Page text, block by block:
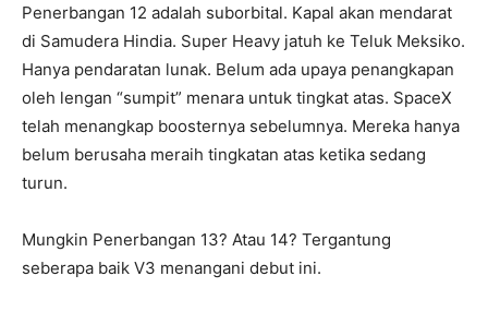
Penerbangan 12 adalah suborbital. Kapal akan mendarat
di Samudera Hindia. Super Heavy jatuh ke Teluk Meksiko.
Hanya pendaratan lunak. Belum ada upaya penangkapan
oleh lengan “sumpit” menara untuk tingkat atas. SpaceX
telah menangkap boosternya sebelumnya. Mereka hanya
belum berusaha meraih tingkatan atas ketika sedang
turun.
Mungkin Penerbangan 13? Atau 14? Tergantung
seberapa baik V3 menangani debut ini.